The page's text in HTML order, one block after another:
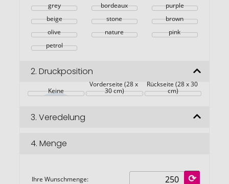
grey
bordeaux
purple
beige
stone
brown
olive
nature
pink
petrol
2. Druckposition
Keine
Vorderseite (28 x
30 cm)
Rückseite (28 x 30
cm)
3. Veredelung
4. Menge
Ihre Wunschmenge: